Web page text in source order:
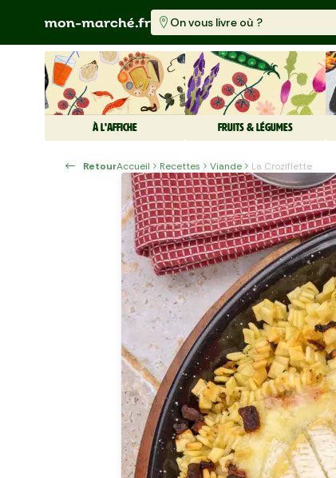
On vous livre où ?
À L'AFFICHE FRUITS & LÉGUMES
RetourAccueil Recettes Viande
La Croziflette